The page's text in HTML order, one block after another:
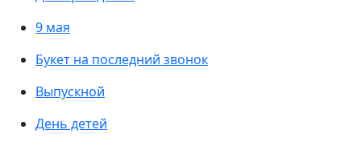
9 мая
Букет на последний звонок
Выпускной
День детей